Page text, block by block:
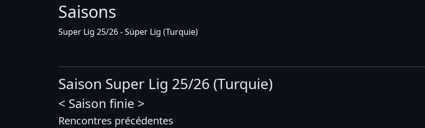
Saisons
Super Lig 25/26 - Süper Lig (Turquie)
Saison Super Lig 25/26 (Turquie)
< Saison finie >
Rencontres précédentes